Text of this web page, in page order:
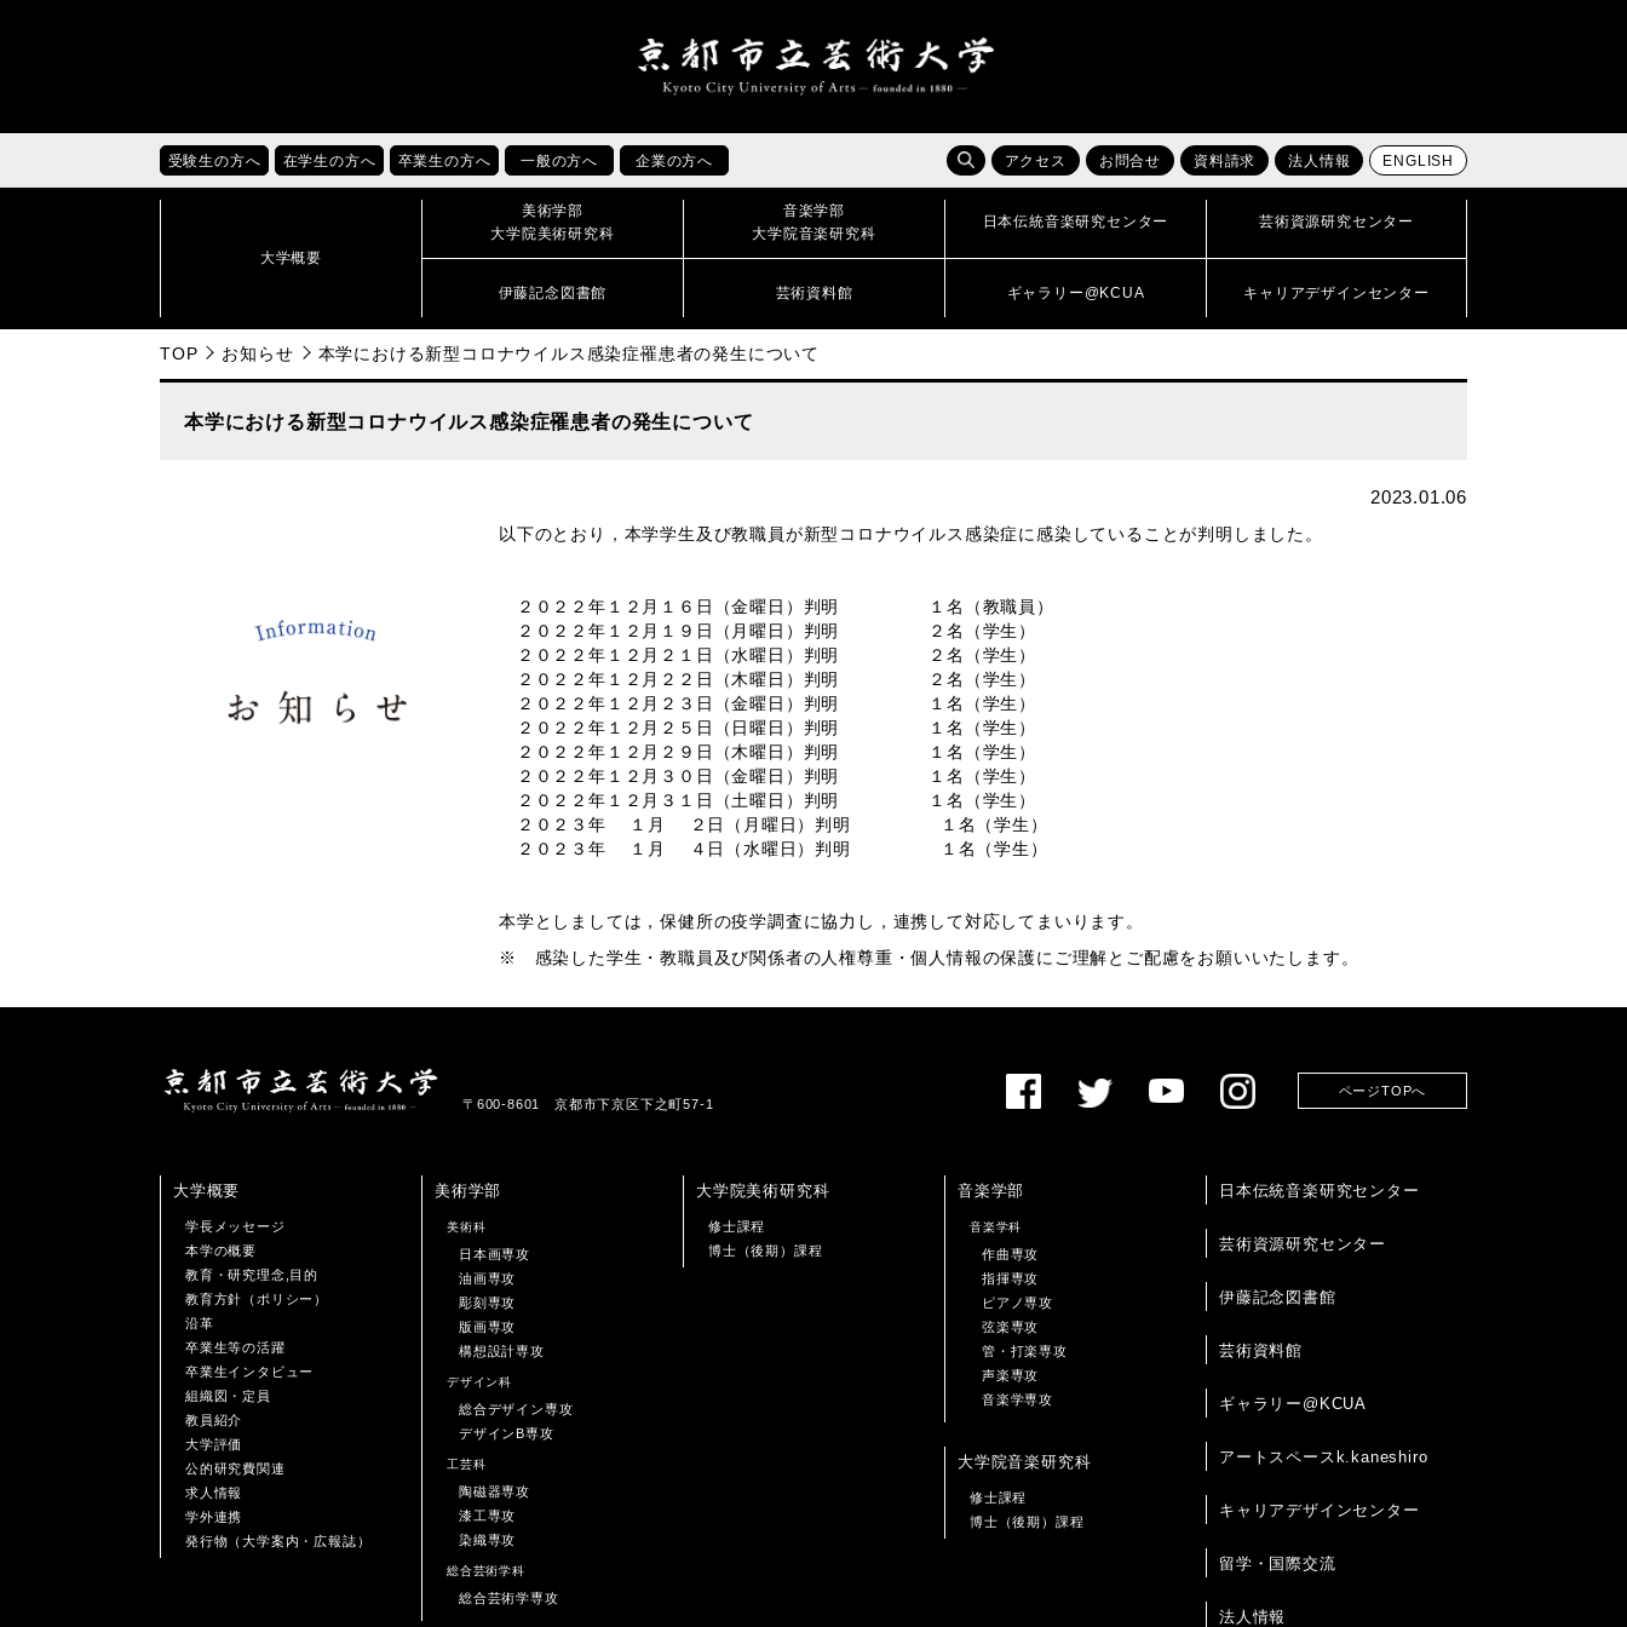
受験生の方へ 在学生の方へ 卒業生の方へ 一般の方へ 企業の方へ アクセス お問合せ 資料請求 法人情報 ENGLISH
大学概要
美術学部
大学院美術研究科
音楽学部
大学院音楽研究科
日本伝統音楽研究センター 芸術資源研究センター
伊藤記念図書館 芸術資料館 ギャラリー@KCUA キャリアデザインセンター
TOP お知らせ 本学における新型コロナウイルス感染症罹患者の発生について
本学における新型コロナウイルス感染症罹患者の発生について
2023.01.06
以下のとおり，本学学生及び教職員が新型コロナウイルス感染症に感染していることが判明しました。
２０２２年１２月１６日（金曜日）判明 １名（教職員）
２０２２年１２月１９日（月曜日）判明 ２名（学生）
２０２２年１２月２１日（水曜日）判明 ２名（学生）
２０２２年１２月２２日（木曜日）判明 ２名（学生）
２０２２年１２月２３日（金曜日）判明 １名（学生）
２０２２年１２月２５日（日曜日）判明 １名（学生）
２０２２年１２月２９日（木曜日）判明 １名（学生）
２０２２年１２月３０日（金曜日）判明 １名（学生）
２０２２年１２月３１日（土曜日）判明 １名（学生）
２０２３年 １月 ２日（月曜日）判明 １名（学生）
２０２３年 １月 ４日（水曜日）判明 １名（学生）
本学としましては，保健所の疫学調査に協力し，連携して対応してまいります。
※ 感染した学生・教職員及び関係者の人権尊重・個人情報の保護にご理解とご配慮をお願いいたします。
〒600-8601 京都市下京区下之町57-1
ページTOPへ
大学概要
学長メッセージ
本学の概要
教育・研究理念,目的
教育方針（ポリシー）
沿革
卒業生等の活躍
卒業生インタビュー
組織図・定員
教員紹介
大学評価
公的研究費関連
求人情報
学外連携
発行物（大学案内・広報誌）
美術学部
美術科
日本画専攻
油画専攻
彫刻専攻
版画専攻
構想設計専攻
デザイン科
総合デザイン専攻
デザインB専攻
工芸科
陶磁器専攻
漆工専攻
染織専攻
総合芸術学科
総合芸術学専攻
大学院美術研究科
修士課程
博士（後期）課程
音楽学部
音楽学科
作曲専攻
指揮専攻
ピアノ専攻
弦楽専攻
管・打楽専攻
声楽専攻
音楽学専攻
大学院音楽研究科
修士課程
博士（後期）課程
日本伝統音楽研究センター
芸術資源研究センター
伊藤記念図書館
芸術資料館
ギャラリー@KCUA
アートスペースk.kaneshiro
キャリアデザインセンター
留学・国際交流
法人情報